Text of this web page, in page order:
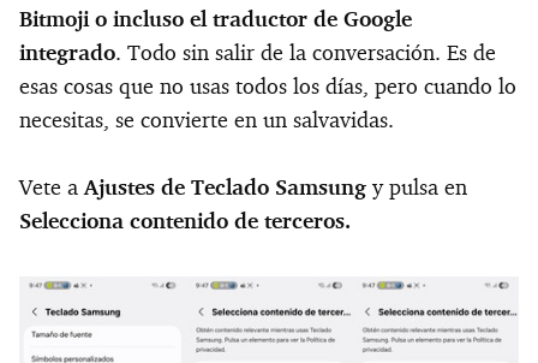
Bitmoji o incluso el traductor de Google
integrado. Todo sin salir de la conversación. Es de
esas cosas que no usas todos los días, pero cuando lo
necesitas, se convierte en un salvavidas.
Vete aAjustes de Teclado Samsung y pulsa en
Selecciona contenido de terceros.